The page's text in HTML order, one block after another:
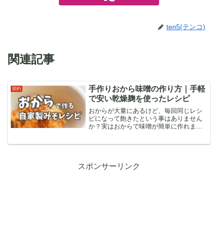
ten5(テンコ)
関連記事
節約
手作りおから味噌の作り方｜手軽
で安い乾燥麹を使ったレシピ
おからが大量にあるけど、毎回同じレシ
ピになって飽きたという事はありません
か？実はおからで味噌が簡単に作れま
て書いています。
スポンサーリンク